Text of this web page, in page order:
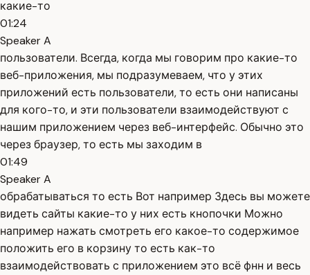
какие-то
01:24
Speaker A
пользователи. Всегда, когда мы говорим про какие-то
веб-приложения, мы подразумеваем, что у этих
приложений есть пользователи, то есть они написаны
для кого-то, и эти пользователи взаимодействуют с
нашим приложением через веб-интерфейс. Обычно это
через браузер, то есть мы заходим в
01:49
Speaker A
обрабатываться то есть Вот например Здесь вы можете
видеть сайты какие-то у них есть кнопочки Можно
например нажать смотреть его какое-то содержимое
положить его в корзину то есть как-то
взаимодействовать с приложением это всё фнн и весь